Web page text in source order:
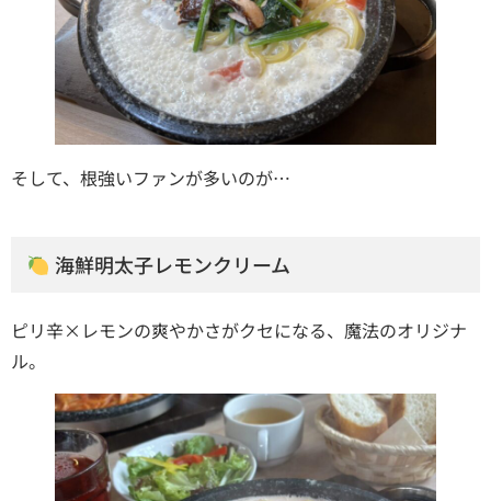
そして、根強いファンが多いのが…
海鮮明太子レモンクリーム
ピリ辛×レモンの爽やかさがクセになる、魔法のオリジナ
ル。